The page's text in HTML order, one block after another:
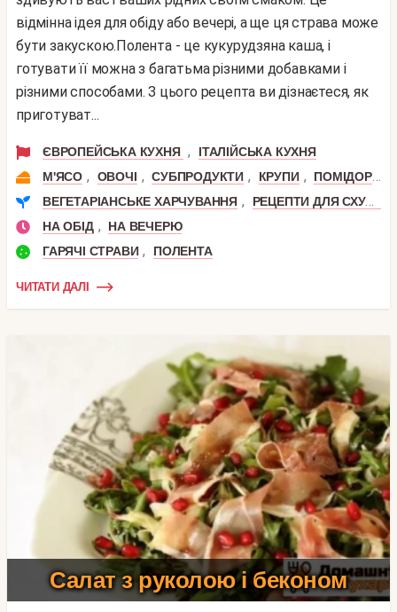
відмінна ідея для обіду або вечері, а ще ця страва може
бути закускою.Полента - це кукурудзяна каша, і
готувати її можна з багатьма різними добавками і
різними способами. З цього рецепта ви дізнаєтеся, як
приготуват...
ЄВРОПЕЙСЬКА КУХНЯ ,
ІТАЛІЙСЬКА КУХНЯ
М'ЯСО , ОВОЧІ , СУБПРОДУКТИ , КРУПИ , ПОМІДОР
ВЕГЕТАРІАНСЬКЕ ХАРЧУВАННЯ ,
РЕЦЕПТИ ДЛЯ СХУДНЕННЯ
НА ОБІД ,
НА ВЕЧЕРЮ
ГАРЯЧІ СТРАВИ , ПОЛЕНТА
ЧИТАТИ ДАЛІ
Салат з руколою і беконом